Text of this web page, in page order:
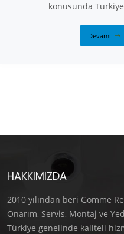
konusunda
Devamı
HAKKIMIZDA
2010 yılından beri Gömme
Onarım, Servis, Montaj ve
Türkiye genelinde kaliteli